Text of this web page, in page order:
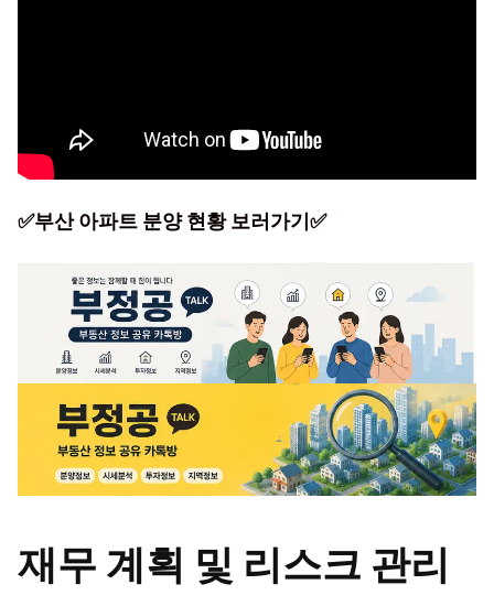
✅부산 아파트 분양 현황 보러가기✅
재무 계획 및 리스크 관리